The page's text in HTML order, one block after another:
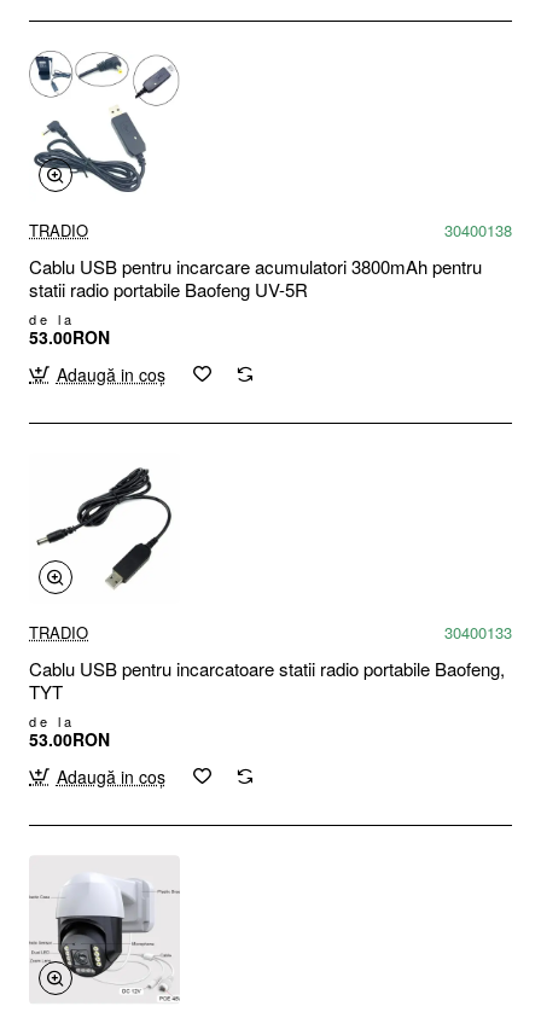
TRADIO 30400138
Cablu USB pentru incarcare acumulatori 3800mAh pentru
statii radio portabile Baofeng UV-5R
de la
53.00RON
Adaugă in coş
TRADIO 30400133
Cablu USB pentru incarcatoare statii radio portabile Baofeng,
TYT
de la
53.00RON
Adaugă in coş